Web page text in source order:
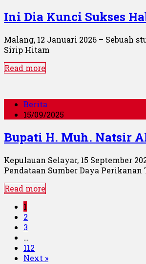
Ini Dia Kunci Sukses
Malang, 12 Januari 2026 –
Sirip Hitam
Read more
Berita
15/09/2025
Bupati H. Muh. Natsir
Kepulauan Selayar, 15 September
Pendataan Sumber Daya Perikanan
Read more
1
2
3
…
112
Next »